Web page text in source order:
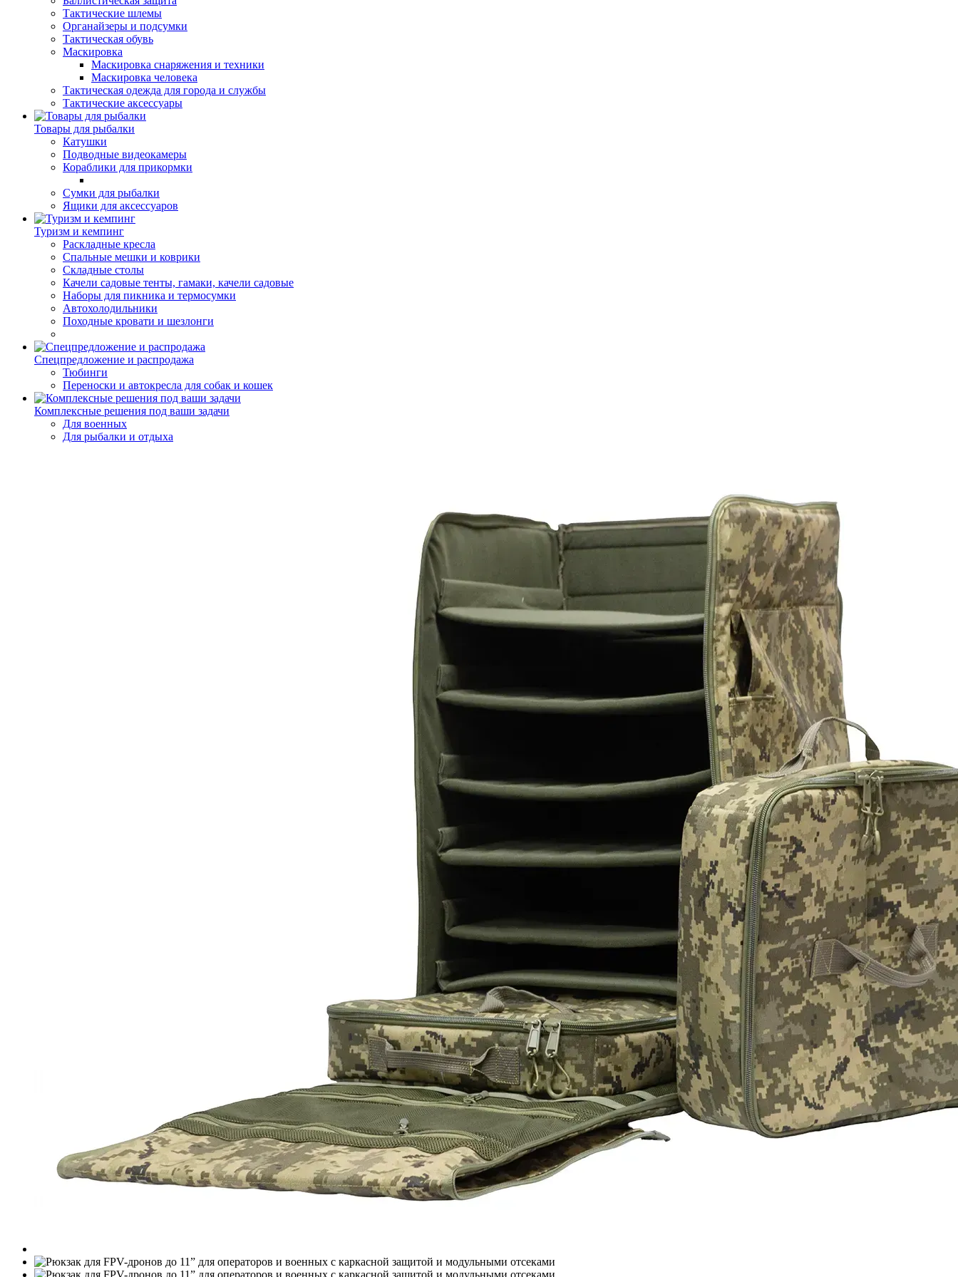
Тактические шлемы
Органайзеры и подсумки
Тактическая обувь
Маскировка
Маскировка снаряжения и техники
Маскировка человека
Тактическая одежда для города и службы
Тактические аксессуары
Товары для рыбалки
Катушки
Подводные видеокамеры
Кораблики для прикормки
Сумки для рыбалки
Ящики для аксессуаров
Туризм и кемпинг
Раскладные кресла
Спальные мешки и коврики
Складные столы
Качели садовые тенты, гамаки, качели садовые
Наборы для пикника и термосумки
Автохолодильники
Походные кровати и шезлонги
Спецпредложение и распродажа
Тюбинги
Переноски и автокресла для собак и кошек
Комплексные решения под ваши задачи
Для военных
Для рыбалки и отдыха